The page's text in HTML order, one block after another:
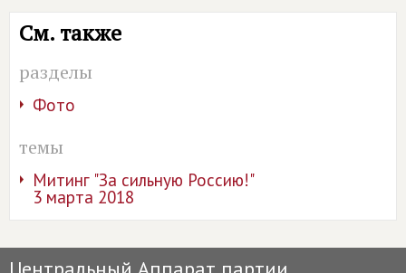
См. также
разделы
Фото
темы
Митинг "За сильную Россию!"
3 марта 2018